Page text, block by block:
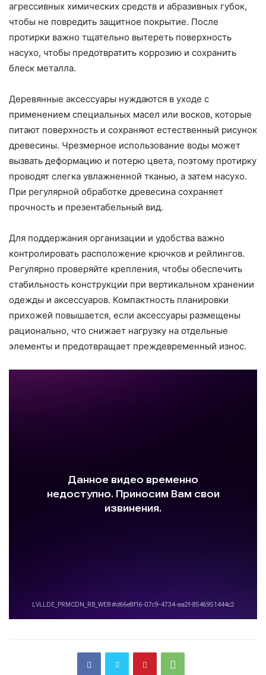
агрессивных химических средств и абразивных губок,
чтобы не повредить защитное покрытие. После
протирки важно тщательно вытереть поверхность
насухо, чтобы предотвратить коррозию и сохранить
блеск металла.
Деревянные аксессуары нуждаются в уходе с
применением специальных масел или восков, которые
питают поверхность и сохраняют естественный рисунок
древесины. Чрезмерное использование воды может
вызвать деформацию и потерю цвета, поэтому протирку
проводят слегка увлажненной тканью, а затем насухо.
При регулярной обработке древесина сохраняет
прочность и презентабельный вид.
Для поддержания организации и удобства важно
контролировать расположение крючков и рейлингов.
Регулярно проверяйте крепления, чтобы обеспечить
стабильность конструкции при вертикальном хранении
одежды и аксессуаров. Компактность планировки
прихожей повышается, если аксессуары размещены
рационально, что снижает нагрузку на отдельные
элементы и предотвращает преждевременный износ.